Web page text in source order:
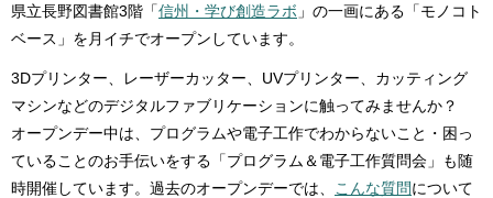
県立長野図書館3階「信州・学び創造ラボ 」の一画にある「モノコト
ベース」を月イチでオープンしています。
3Dプリンター、レーザーカッター、UVプリンター、カッティング
マシンなどのデジタルファブリケーションに触ってみませんか？
オープンデー中は、プログラムや電子工作でわからないこと・困っ
ていることのお手伝いをする「プログラム＆電子工作質問会」も随
時開催しています。過去のオープンデーでは、
こんな質問について